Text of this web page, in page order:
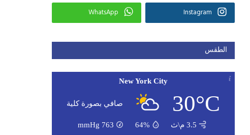
Instagram
WhatsApp
الطقس
New York City
30°C صافي بصورة كلية
3.5 م\ث 64%
763
mmHg